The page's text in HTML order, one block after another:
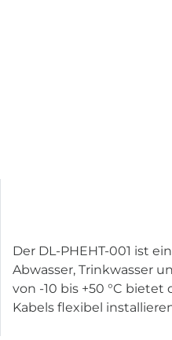
Der DL-PHEHT-001 ist
Abwasser, Trinkwasser
von -10 bis +50 °C
Kabels flexibel